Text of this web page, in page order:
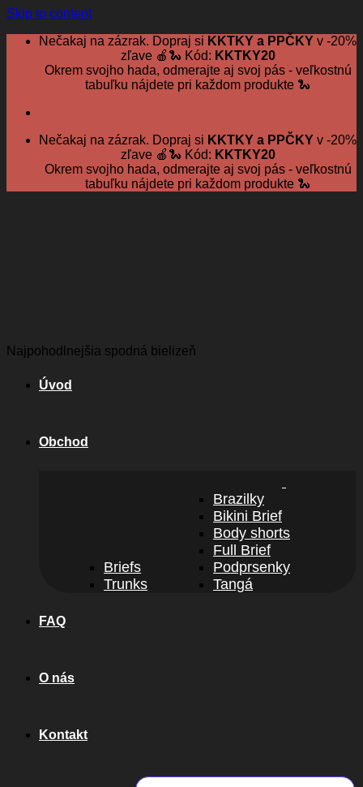
Skip to content
Nečakaj na zázrak. Dopraj si KKTKY a PPČKY v -20%
zľave 🍎🐍 Kód: KKTKY20
Okrem svojho hada, odmerajte aj svoj pás - veľkostnú
tabuľku nájdete pri každom produkte 🐍
Nečakaj na zázrak. Dopraj si KKTKY a PPČKY v -20%
zľave 🍎🐍 Kód: KKTKY20
Okrem svojho hada, odmerajte aj svoj pás - veľkostnú
tabuľku nájdete pri každom produkte 🐍
Najpohodlnejšia spodná bielizeň
Úvod
Obchod
Briefs
Trunks
Brazilky
Bikini Brief
Body shorts
Full Brief
Podprsenky
Tangá
FAQ
O nás
Kontakt